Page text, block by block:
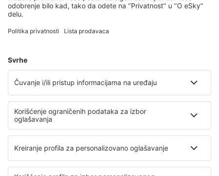
Melilla Airport (MLN)
Mahon Menorca (MAH)
Palma de Mallorca Airport (PMI)
Pamplona Airport (PNA)
Santander Parayas (SDR)
Vigo Peinador (VGO)
Barselona
Mursija